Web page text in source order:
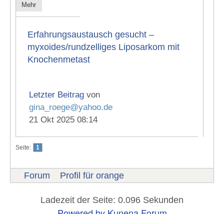
Mehr
Erfahrungsaustausch gesucht –
myxoides/rundzelliges Liposarkom mit
Knochenmetast
Letzter Beitrag von
gina_roege@yahoo.de
21 Okt 2025 08:14
Seite: 1
Forum Profil für orange
Ladezeit der Seite: 0.096 Sekunden